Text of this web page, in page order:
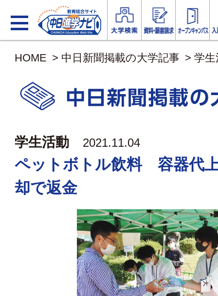
HOME > 中日新聞掲載の大学記事 > 学
学生活動 2021.11.04
ペットボトル飲料 容器代
却で返金